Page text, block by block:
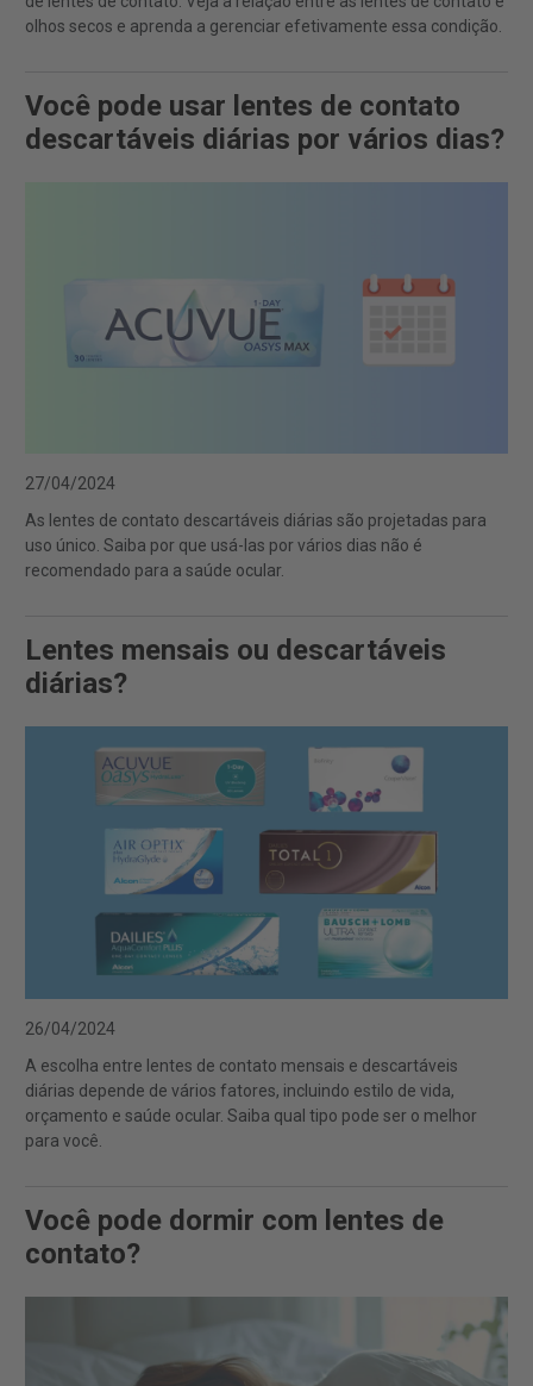
olhos secos e aprenda a gerenciar efetivamente essa condição.
Você pode usar lentes de contato
descartáveis diárias por vários dias?
27/04/2024
As lentes de contato descartáveis diárias são projetadas para
uso único. Saiba por que usá-las por vários dias não é
recomendado para a saúde ocular.
Lentes mensais ou descartáveis
diárias?
26/04/2024
A escolha entre lentes de contato mensais e descartáveis
diárias depende de vários fatores, incluindo estilo de vida,
orçamento e saúde ocular. Saiba qual tipo pode ser o melhor
para você.
Você pode dormir com lentes de
contato?